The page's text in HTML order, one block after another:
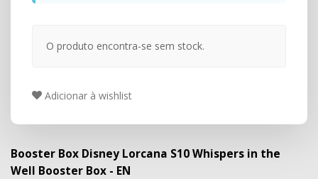
O produto encontra-se sem stock.
Adicionar à wishlist
Booster Box Disney Lorcana S10 Whispers in the
Well Booster Box - EN